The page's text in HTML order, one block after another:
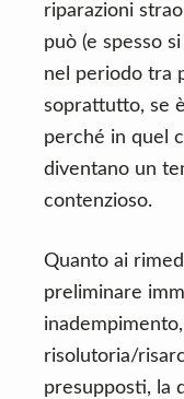
riparazioni
può (e spesso
nel periodo tra
soprattutto, se
perché in quel
diventano un
contenzioso.
Quanto ai
preliminare
risolutoria/
presupposti, la